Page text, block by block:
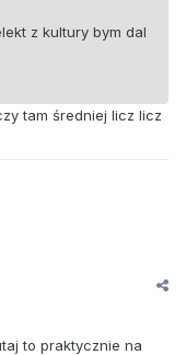
z kultury bym dal
tam średniej licz licz
to praktycznie na